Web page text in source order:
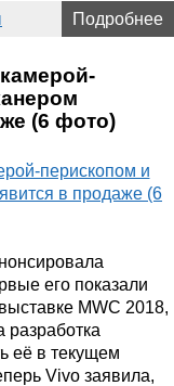
Подробнее
(6 фото)
его показали
MWC 2018,
разработка
её в текущем
Vivo заявила,